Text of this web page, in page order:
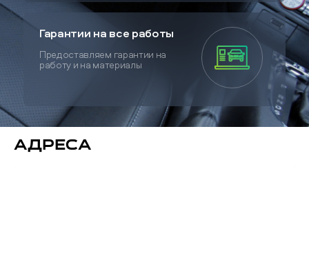
Гарантии на все работы
Предоставляем гарантии на
работу и на материалы
Адреса